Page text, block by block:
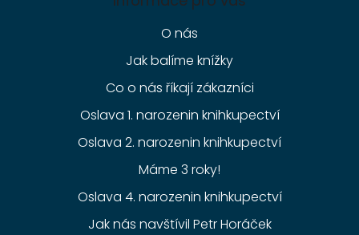
O nás
Jak balíme knížky
Co o nás říkají zákazníci
Oslava 1. narozenin knihkupectví
Oslava 2. narozenin knihkupectví
Máme 3 roky!
Oslava 4. narozenin knihkupectví
Jak nás navštívil Petr Horáček